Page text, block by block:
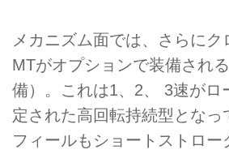
メカニズム面では、さらにク
MTがオプションで装備され
備）。これは1、2、 3速がロ
定された高回転持続型となっ
フィールもショートストロー